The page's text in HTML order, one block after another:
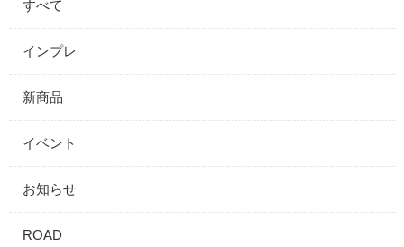
すべて
インプレ
新商品
イベント
お知らせ
ROAD